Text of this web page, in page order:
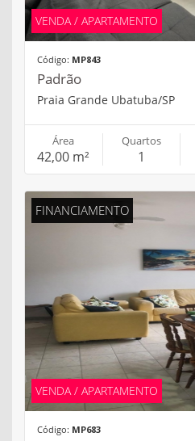
VENDA / APARTAMENTO
Código: MP843
Padrão
Praia Grande Ubatuba/SP
Área
42,00 m²
Quartos
1
FINANCIAMENTO
VENDA / APARTAMENTO
Código: MP683